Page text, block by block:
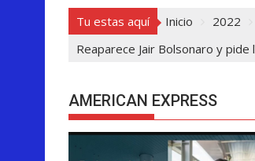
Tu estas aquí Inicio 2022
Reaparece Jair Bolsonaro y
AMERICAN EXPRESS